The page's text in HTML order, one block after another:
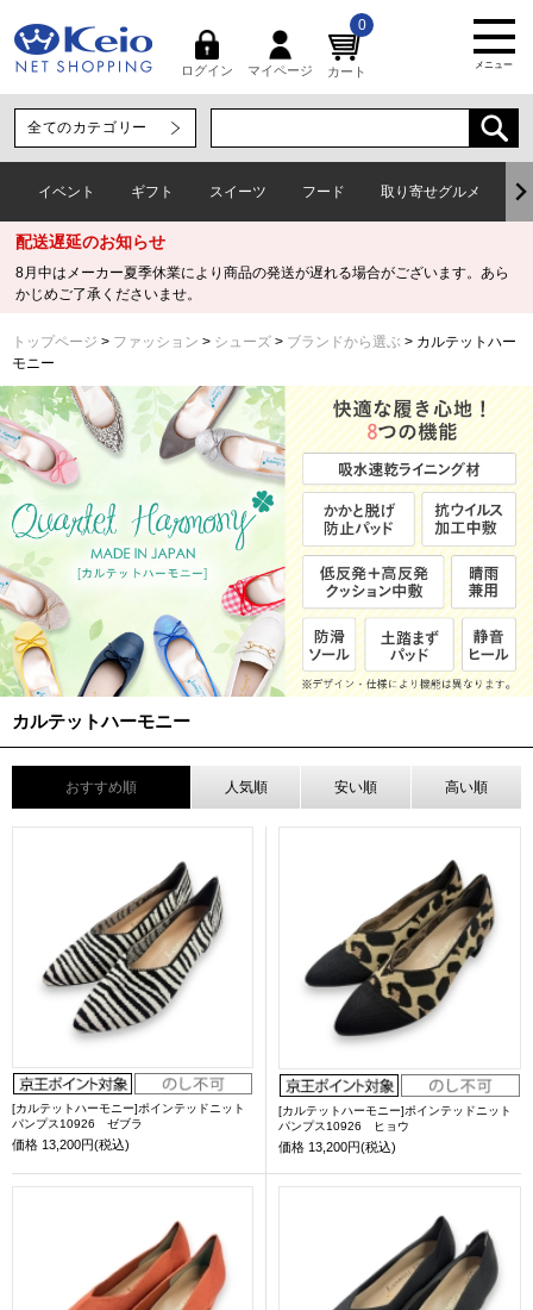
ログイン マイページ カート
0
メニュー
イベント ギフト スイーツ フード 取り寄せグルメ
配送遅延のお知らせ
8月中はメーカー夏季休業により商品の発送が遅れる場合がございます。あら
かじめご了承くださいませ。
トップページ ファッション シューズ ブランドから選ぶ
カルテットハー
モニー
カルテットハーモニー
おすすめ順 人気順 安い順 高い順
[カルテットハーモニー]ポインテッドニット
パンプス10926 ゼブラ
価格 13,200円(税込)
[カルテットハーモニー]ポインテッドニット
パンプス10926 ヒョウ
価格 13,200円(税込)